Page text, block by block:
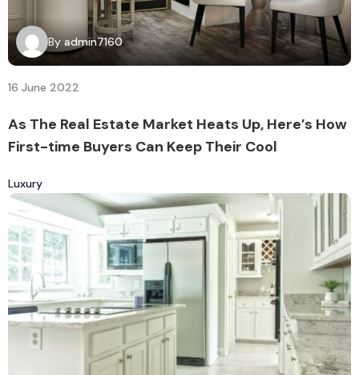
Byadmin7160
16 June 2022
As The Real Estate Market Heats Up, Here’s How
First-time Buyers Can Keep Their Cool
Luxury